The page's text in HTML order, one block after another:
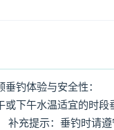
钓体验与安全性：
下午水温适宜的时
充提示：垂钓时请